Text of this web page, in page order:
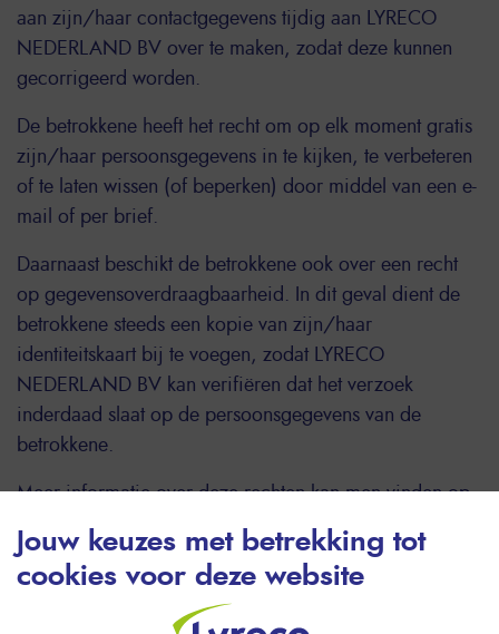
Jouw keuzes met betrekking tot
cookies voor deze website
aan zijn/haar contactgegevens tijdig aan LYRECO
NEDERLAND BV over te maken, zodat deze kunnen
gecorrigeerd worden.
De betrokkene heeft het recht om op elk moment gratis
zijn/haar persoonsgegevens in te kijken, te verbeteren
of te laten wissen (of beperken) door middel van een e-
mail of per brief.
Daarnaast beschikt de betrokkene ook over een recht
op gegevensoverdraagbaarheid. In dit geval dient de
betrokkene steeds een kopie van zijn/haar
identiteitskaart bij te voegen, zodat LYRECO
NEDERLAND BV kan verifiëren dat het verzoek
inderdaad slaat op de persoonsgegevens van de
betrokkene.
Meer informatie over deze rechten kan men vinden op
de website van de Autoriteit Persoonsgegevens
(www.autoriteitpersoonsgegevens.nl).